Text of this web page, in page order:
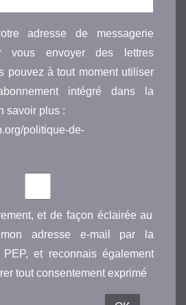
adresse de messagerie
vous envoyer des lettres
pouvez à tout moment utiliser
intégré dans la
savoir plus :
politique-de-
et de façon éclairée au
adresse e-mail par la
PEP, et reconnais également
tout consentement exprimé